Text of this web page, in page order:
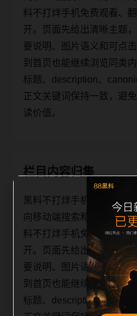
料不打烊手机免费观看、
开。页面先给出清晰主题
要说明、图片语义和可点
到首页也能继续浏览同类
标题、description、
正文关键词保持一致，避
读价值。
栏目内容归集
黑料不打烊手机免费观看
向移动端搜索和站内连续
料不打烊手机免费观看、
开。页面先给出清晰主题
要说明、图片语义和可点
到首页也能继续浏览同类
标题、description、